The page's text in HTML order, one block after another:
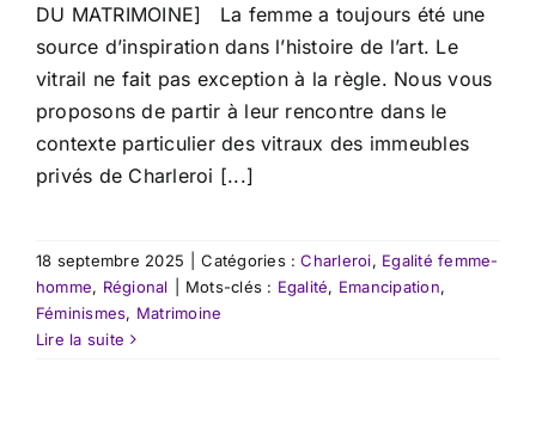
DU MATRIMOINE] La femme a toujours été une
source d’inspiration dans l’histoire de l’art. Le
vitrail ne fait pas exception à la règle. Nous vous
proposons de partir à leur rencontre dans le
contexte particulier des vitraux des immeubles
privés de Charleroi [...]
18 septembre 2025 Catégories :Charleroi, Egalité femme-
homme, Régional Mots-clés : Egalité, Emancipation,
Féminismes, Matrimoine
Lire la suite